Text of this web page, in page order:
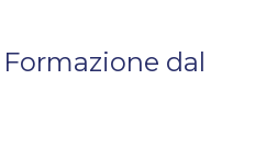
dal